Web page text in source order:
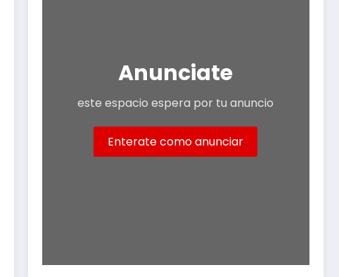
Anunciate
este espacio espera por tu anuncio
Enterate como anunciar